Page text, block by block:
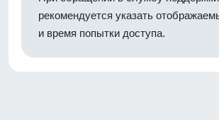
рекомендуется указать
и время попытки доступа.